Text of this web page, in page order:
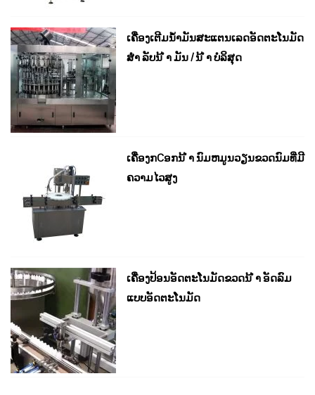
ເຄື່ອງເຕີມນໍ້າມັນສະແຕນເລດອັດຕະໂນມັດ
ສຳ ລັບນ້ ຳ ມັນ / ນ້ ຳ ບໍລິສຸດ
ເຄື່ອງກCອກນ້ ຳ ນົມຫມູນວຽນຂວດນົມທີ່ມີ
ຄວາມໄວສູງ
ເຄື່ອງປ້ອນອັດຕະໂນມັດຂວດນ້ ຳ ອັດລົມ
ແບບອັດຕະໂນມັດ